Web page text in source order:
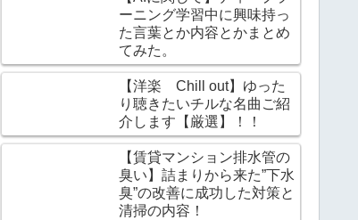
ーニング学習中に興味持っ
た言葉とか内容とかまとめ
てみた。
【洋楽 Chill out】ゆった
り聴きたいチルな名曲ご紹
介します【厳選】！！
【賃貸マンション排水管の
臭い】詰まりから来た”下水
臭”の改善に成功した対策と
清掃の内容！